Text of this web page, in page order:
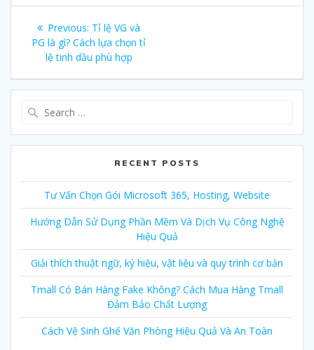
Post
navigation
Previous: Previous
post:
Tỉ lệ VG và
PG là gì? Cách lựa chọn tỉ
lệ tinh dầu phù hợp
RECENT POSTS
Tư Vấn Chọn Gói Microsoft 365, Hosting, Website
Hướng Dẫn Sử Dụng Phần Mềm Và Dịch Vụ Công Nghệ
Hiệu Quả
Giải thích thuật ngữ, ký hiệu, vật liệu và quy trình cơ bản
Tmall Có Bán Hàng Fake Không? Cách Mua Hàng Tmall
Đảm Bảo Chất Lượng
Cách Vệ Sinh Ghế Văn Phòng Hiệu Quả Và An Toàn